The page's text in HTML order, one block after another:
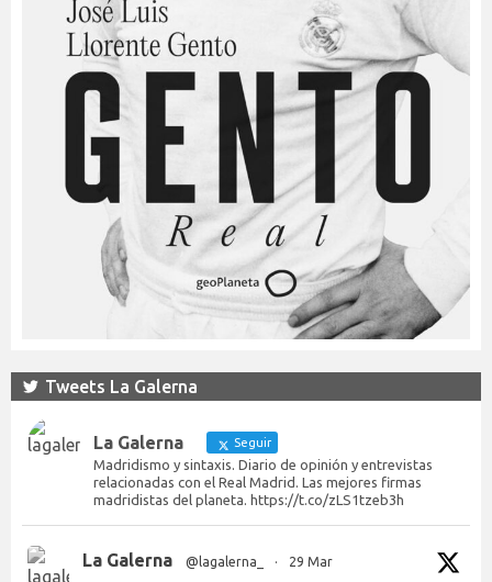
Tweets La Galerna
La Galerna Seguir
Madridismo y sintaxis. Diario de opinión y entrevistas
relacionadas con el Real Madrid. Las mejores firmas
madridistas del planeta. https://t.co/zLS1tzeb3h
La Galerna @lagalerna_ · 29 Mar